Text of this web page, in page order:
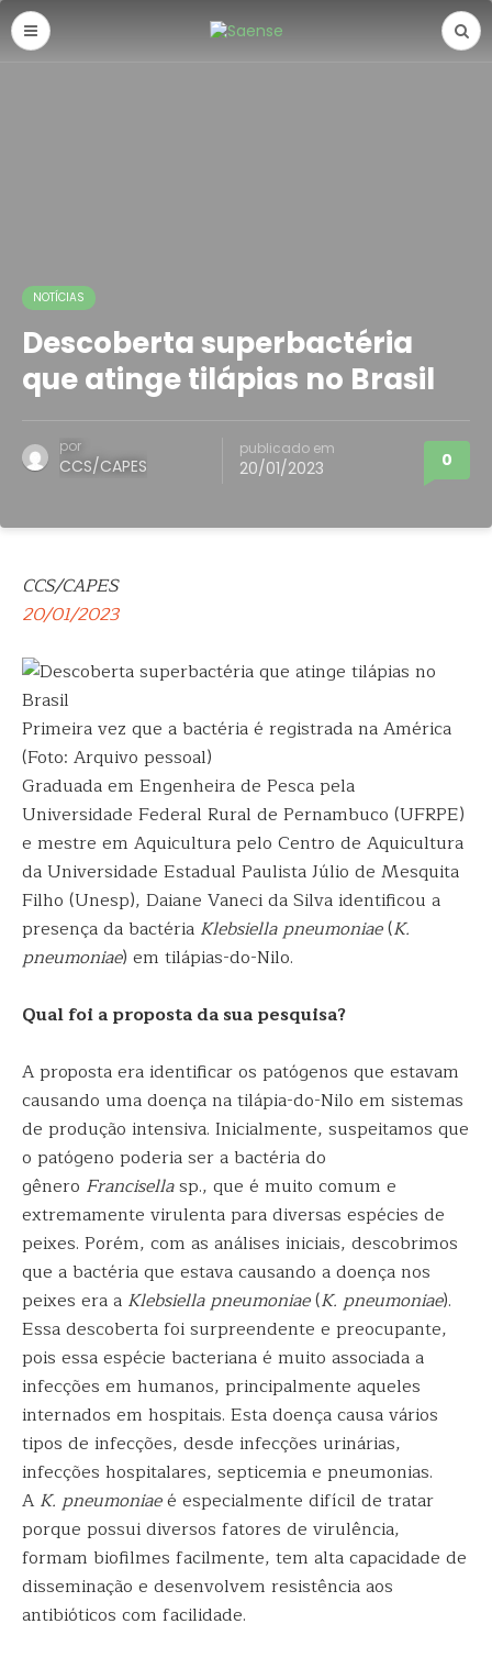
NOTÍCIAS
Descoberta superbactéria
que atinge tilápias no Brasil
por
CCS/CAPES
publicado em
20/01/2023 0
CCS/CAPES
20/01/2023
Primeira vez que a bactéria é registrada na América
(Foto: Arquivo pessoal)
Graduada em Engenheira de Pesca pela
Universidade Federal Rural de Pernambuco (UFRPE)
e mestre em Aquicultura pelo Centro de Aquicultura
da Universidade Estadual Paulista Júlio de Mesquita
Filho (Unesp), Daiane Vaneci da Silva identificou a
presença da bactéria Klebsiella pneumoniae(K.
pneumoniae) em tilápias-do-Nilo.
Qual foi a proposta da sua pesquisa?
A proposta era identificar os patógenos que estavam
causando uma doença na tilápia-do-Nilo em sistemas
de produção intensiva. Inicialmente, suspeitamos que
o patógeno poderia ser a bactéria do
gênero Francisellasp., que é muito comum e
extremamente virulenta para diversas espécies de
peixes. Porém, com as análises iniciais, descobrimos
que a bactéria que estava causando a doença nos
peixes era a Klebsiella pneumoniae(K. pneumoniae).
Essa descoberta foi surpreendente e preocupante,
pois essa espécie bacteriana é muito associada a
infecções em humanos, principalmente aqueles
internados em hospitais. Esta doença causa vários
tipos de infecções, desde infecções urinárias,
infecções hospitalares, septicemia e pneumonias.
A K. pneumoniaeé especialmente difícil de tratar
porque possui diversos fatores de virulência,
formam biofilmes facilmente, tem alta capacidade de
disseminação e desenvolvem resistência aos
antibióticos com facilidade.